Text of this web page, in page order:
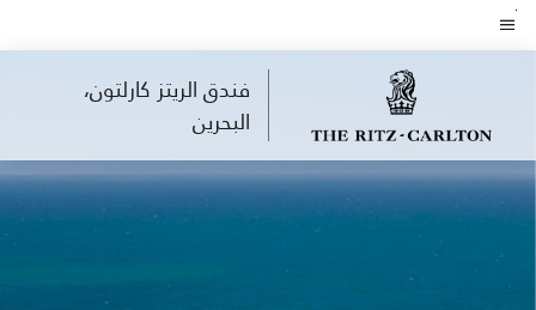
Skip
toنص القائمة
فندق الريتز كارلتون،
البحرين